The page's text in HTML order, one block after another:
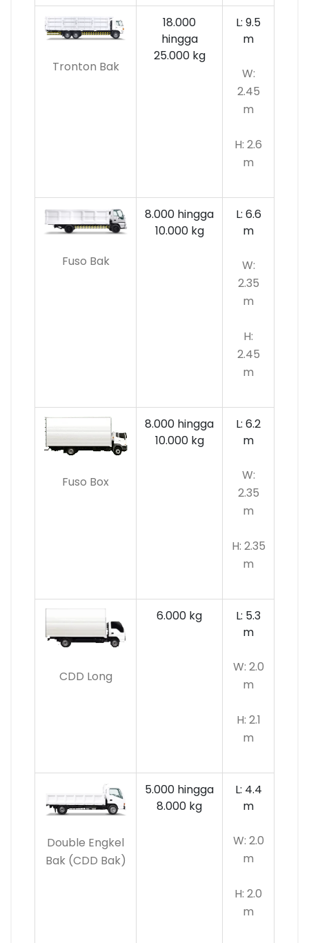
Tronton Bak
18.000
hingga
25.000 kg
L: 9.5
m
W:
2.45
m
H: 2.6
m
Fuso Bak
8.000 hingga
10.000kg
L: 6.6
m
W:
2.35
m
H:
2.45
m
Fuso Box
8.000 hingga
10.000 kg
L: 6.2
m
W:
2.35
m
H: 2.35
m
CDD Long
6.000 kg
L: 5.3
m
W: 2.0
m
H: 2.1
m
Double Engkel
Bak (CDD Bak)
5.000 hingga
8.000 kg
L: 4.4
m
W: 2.0
m
H: 2.0
m